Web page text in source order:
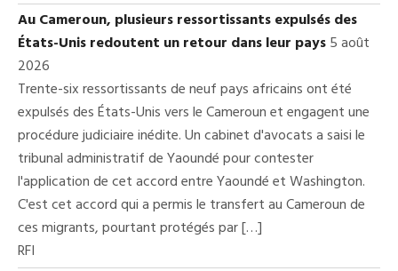
Au Cameroun, plusieurs ressortissants expulsés des
États-Unis redoutent un retour dans leur pays5 août
2026
Trente-six ressortissants de neuf pays africains ont été
expulsés des États-Unis vers le Cameroun et engagent une
procédure judiciaire inédite. Un cabinet d'avocats a saisi le
tribunal administratif de Yaoundé pour contester
l'application de cet accord entre Yaoundé et Washington.
C'est cet accord qui a permis le transfert au Cameroun de
ces migrants, pourtant protégés par […]
RFI